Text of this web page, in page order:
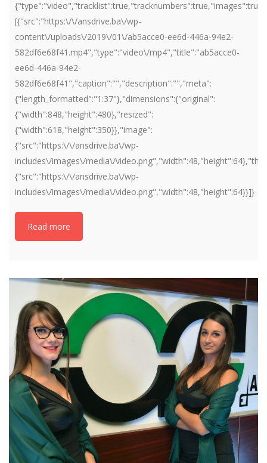
[{"src":"https:\/\/ansdrive.ba\/wp-
content\/uploads\/2019\/01\/ab5acce0-ee6d-446a-94e2-
582df6e68f41.mp4","type":"video\/mp4","title":"ab5acce0-
ee6d-446a-94e2-
582df6e68f41","caption":"","description":"","meta":
{"length_formatted":"1:37"},"dimensions":{"original":
{"width":848,"height":480},"resized":
{"width":618,"height":350}},"image":
{"src":"https:\/\/ansdrive.ba\/wp-
includes\/images\/media\/
{"src":"https:\/\/ansdrive.ba\/wp-
includes\/images\/media\/video.png","width":48,"height":64}}]}
Read more